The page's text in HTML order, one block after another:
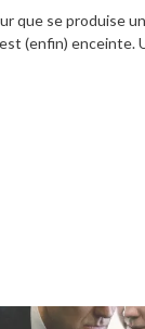
que se produise
(enfin)